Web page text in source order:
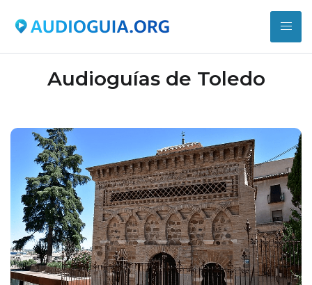
Audioguías de Toledo